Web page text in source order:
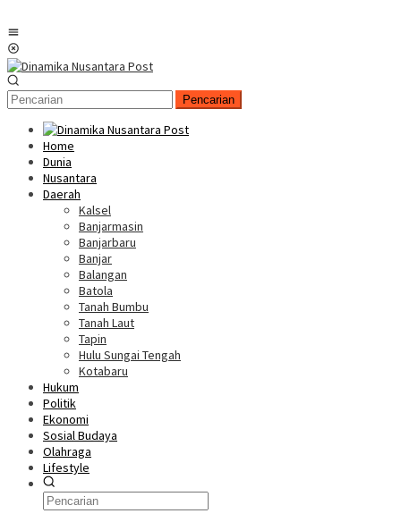
Pencarian
Home
Dunia
Nusantara
Daerah
Kalsel
Banjarmasin
Banjarbaru
Banjar
Balangan
Batola
Tanah Bumbu
Tanah Laut
Tapin
Hulu Sungai Tengah
Kotabaru
Hukum
Politik
Ekonomi
Sosial Budaya
Olahraga
Lifestyle